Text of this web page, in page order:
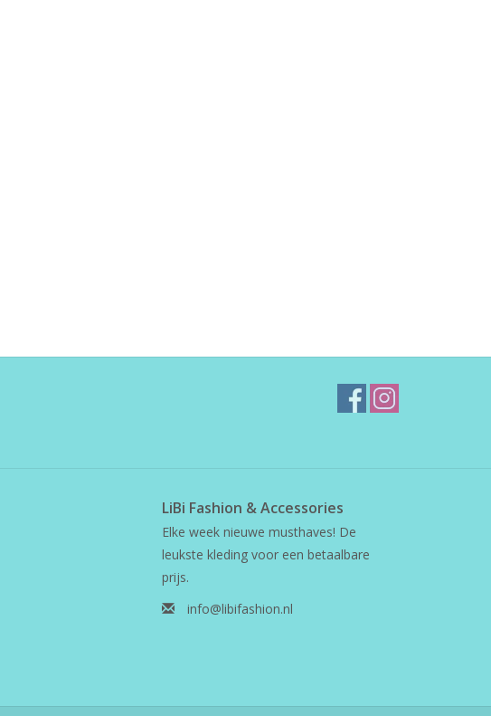
LiBi Fashion & Accessories
Elke week nieuwe musthaves! De
leukste kleding voor een betaalbare
prijs.
info@libifashion.nl